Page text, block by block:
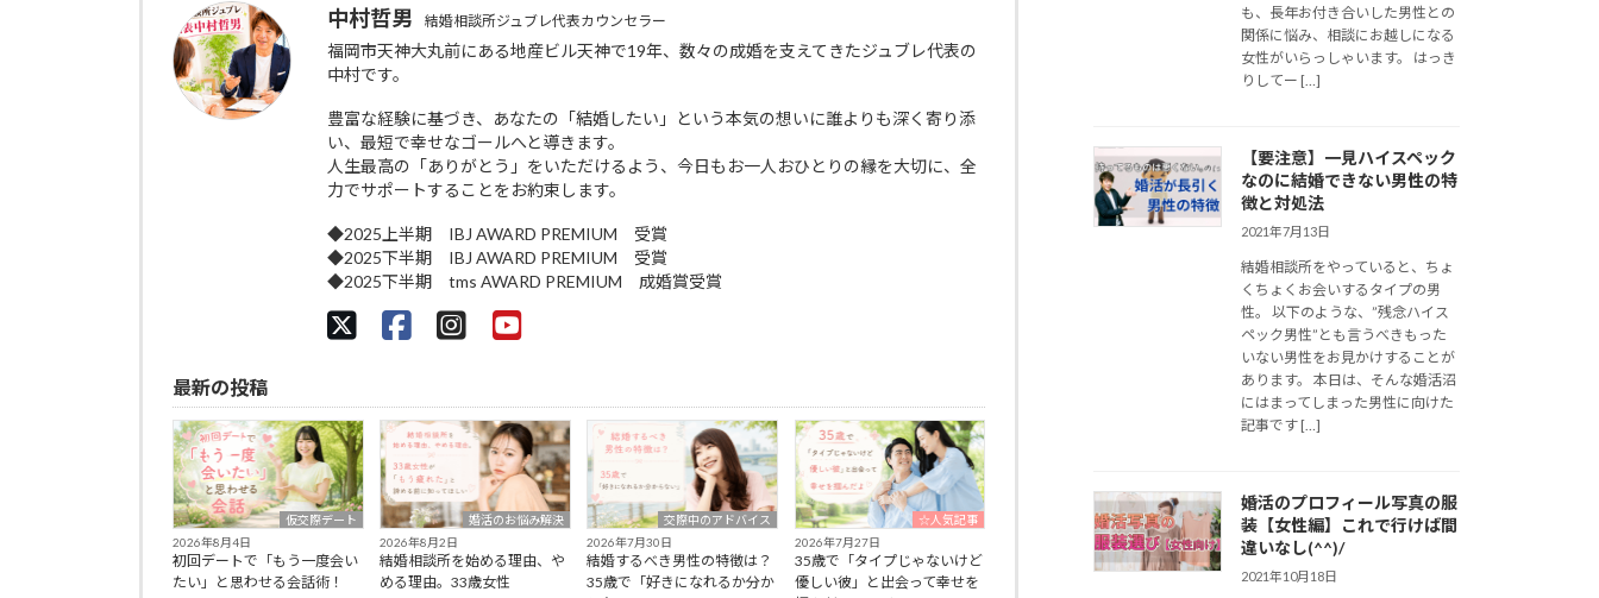
中村哲男 結婚相談所ジュブレ代表カウンセラー
福岡市天神大丸前にある地産ビル天神で19年、数々の成婚を支えてきたジュブレ代表の
中村です。
豊富な経験に基づき、あなたの「結婚したい」という本気の想いに誰よりも深く寄り添
い、最短で幸せなゴールへと導きます。
人生最高の「ありがとう」をいただけるよう、今日もお一人おひとりの縁を大切に、全
力でサポートすることをお約束します。
◆2025上半期 IBJ AWARD PREMIUM 受賞
◆2025下半期 IBJ AWARD PREMIUM 受賞
◆2025下半期 tms AWARD PREMIUM 成婚賞受賞
最新の投稿
仮交際デート
2026年8月4日
初回デートで「もう一度会い
たい」と思わせる会話術！
婚活のお悩み解決
2026年8月2日
結婚相談所を始める理由、や
める理由。33歳女性
交際中のアドバイス
2026年7月30日
結婚するべき男性の特徴は？
35歳で「好きになれるか分か
☆人気記事
2026年7月27日
35歳で「タイプじゃないけど
優しい彼」と出会って幸せを
も、長年お付き合いした男性との
関係に悩み、相談にお越しになる
女性がいらっしゃいます。 はっき
りしてー […]
【要注意】一見ハイスペック
なのに結婚できない男性の特
徴と対処法
2021年7月13日
結婚相談所をやっていると、ちょ
くちょくお会いするタイプの男
性。 以下のような、”残念ハイス
ペック男性”とも言うべきもった
いない男性をお見かけすることが
あります。 本日は、そんな婚活沼
にはまってしまった男性に向けた
記事です […]
婚活のプロフィール写真の服
装【女性編】これで行けば間
違いなし(^^)/
2021年10月18日